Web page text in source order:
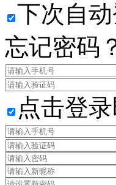
下次自
忘记密码
点击登